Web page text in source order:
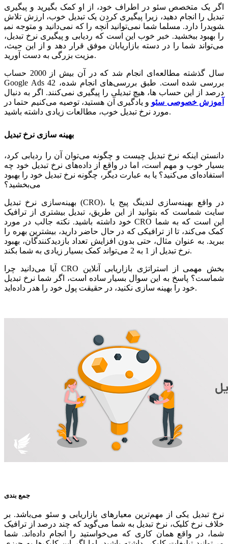
اگر یک متخصص سئو در اطراف خود، از او کمک بگیرید و پیگیری
تبدیل را انجام دهید، زیرا پیگیری کردن یک تبدیل خوب، ارزش تلاش
را دارد. مسلما شما نمی‌توانید آنچه را که نمی‌دانید و متوجه نمی‎شوید
را بهبود ببخشید. خبر خوب این است که ردیابی و پیگیری نرخ تبدیل،
می‌تواند شما را در دسته بازاریابان موفق قرار دهد و از این حیث،
مزیت بزرگی به دست آورید.
سال گذشته مطالعه‌ای انجام شد که در آن بیش از 2000 حساب
Google Ads بررسی شده است. طبق بررسی‌های انجام شده، 42
درصد از این حساب ها، هیچ تبدیلی را پیگیری نمی‌کنند. اگر به دنبال
آموزش خصوصی سئو و یادگیری آن هستید، توصیه می‌کنیم حتما در
مورد نرخ تبدیل خوب، مطالعات زیادی داشته باشید.
بهینه سازی نرخ تبدیل
دانستن اینکه نرخ تبدیل چیست و چگونه می‌توان آن را ردیابی کرد،
بسیار خوب و مهم است، اما در واقع از داده‌های نرخ تبدیل خود چه
استفاده‌ای می‌کنید؟ یا به عبارت دیگر، چگونه نرخ تبدیل خود را بهبود
می‌بخشید؟
بهینه‌سازی نرخ تبدیل (CRO)، در واقع بهینه‌سازی لندینگ پیج یا
سایت شماست که بتوانید از این طریق، تبدیل بیشتری از ترافیک
خود داشته باشید. نکته جالب در مورد CRO این است که به شما
کمک می‌کند، تا از ترافیکی که در حال حاضر دارید، بیشترین بهره را
ببرید. به عنوان مثال، حتی بدون افزایش تعداد بازدیدکنندگان، بهبود
نرخ تبدیل از 1 به 2 می‌تواند کمک بسیار زیادی به شما بکند.
آیا می‌دانید چرا CRO بخش مهمی از استراتژی بازاریابی آنلاین
شماست؟ پاسخ به این سوال بسیار ساده است، اگر شما نرخ تبدیل
خود را بهینه سازی نکنید، در حقیقت پول خود را هدر داده‌اید.
جمع بندی
نرخ تبدیل یکی از مهم‌ترین معیارهای بازاریابی و سئو می‌باشد. بر
خلاف نرخ کلیک، نرخ تبدیل به شما می‌گوید که چند درصد از ترافیک
شما، در واقع همان کاری که می‌خواستید را انجام داده‌اند. شما